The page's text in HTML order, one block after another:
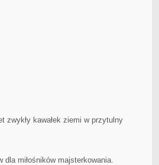
zwykły kawałek ziemi w przytulny
miłośników majsterkowania.